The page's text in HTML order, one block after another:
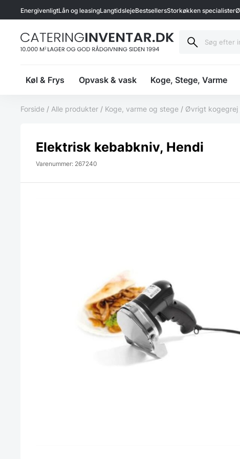
EnergivenligtLån og leasingLangtidslejeBestsellersStorkøkken specialister
Køl & Frys Opvask & vask Koge, Stege, Varme
Forside / Alle produkter / Koge, varme og stege / Øvrigt kogegrej
Elektrisk kebabkniv, Hendi
Varenummer: 267240